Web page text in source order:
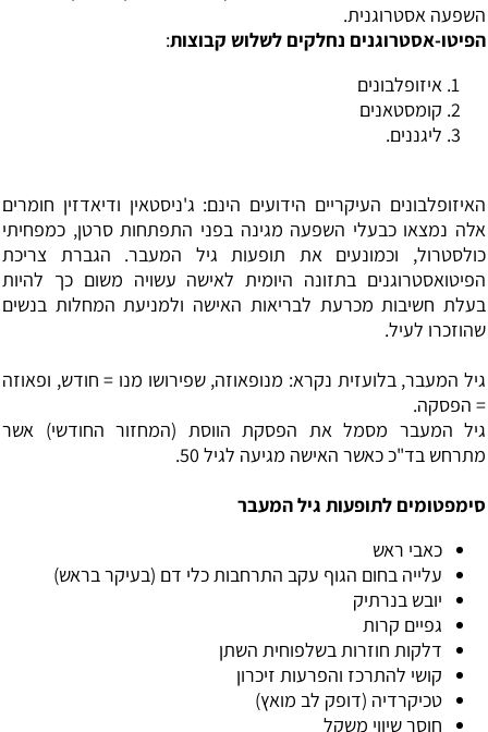
השפעה אסטרוגנית.
הפיטו-אסטרוגנים נחלקים לשלוש קבוצות:
איזופלבונים
קומסטאנים
ליגננים.
האיזופלבונים העיקריים הידועים הינם: ג'ניסטאין ודיאדזין חומרים
אלה נמצאו כבעלי השפעה מגינה בפני התפתחות סרטן, כמפחיתי
כולסטרול, וכמונעים את תופעות גיל המעבר. הגברת צריכת
הפיטואסטרוגנים בתזונה היומית לאישה עשויה משום כך להיות
בעלת חשיבות מכרעת לבריאות האישה ולמניעת המחלות בנשים
שהוזכרו לעיל.
גיל המעבר, בלועזית נקרא: מנופאוזה, שפירושו מנו = חודש, ופאוזה
= הפסקה.
גיל המעבר מסמל את הפסקת הווסת (המחזור החודשי) אשר
מתרחש בד"כ כאשר האישה מגיעה לגיל 50.
סימפטומים לתופעות גיל המעבר
כאבי ראש
עלייה בחום הגוף עקב התרחבות כלי דם (בעיקר בראש)
יובש בנרתיק
גפיים קרות
דלקות חוזרות בשלפוחית השתן
קושי להתרכז והפרעות זיכרון
טכיקרדיה (דופק לב מואץ)
חוסר שיווי משקל